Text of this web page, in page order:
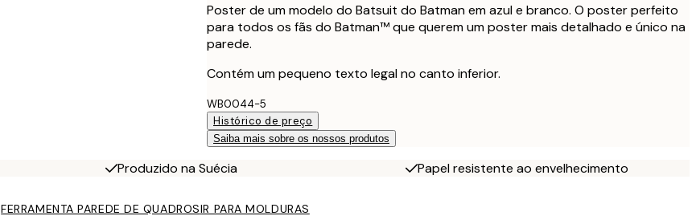
Poster de um modelo do Batsuit do Batman em azul e branco. O poster perfeito
para todos os fãs do Batman™ que querem um poster mais detalhado e único na
parede.
Contém um pequeno texto legal no canto inferior.
WB0044-5
Histórico de preço
Saiba mais sobre os nossos produtos
Produzido na Suécia Papel resistente ao envelhecimento
FERRAMENTA PAREDE DE QUADROSIR PARA MOLDURAS